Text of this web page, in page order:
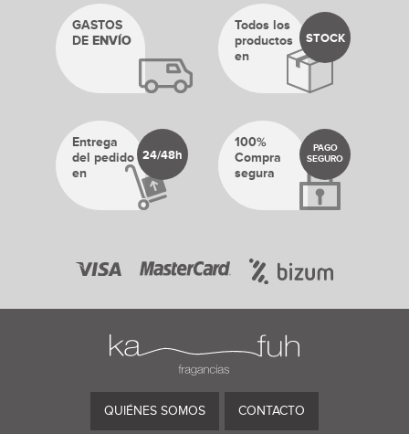
GASTOS
DE ENVÍO
Todos los
productos
en
STOCK
Entrega
del pedido
en
24/48h
100%
Compra
segura
PAGO
SEGURO
QUIÉNES SOMOS CONTACTO